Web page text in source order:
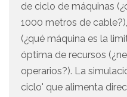
de ciclo de máquinas
1000 metros de
(¿qué máquina es la
óptima de recursos
operarios?). La
ciclo' que alimenta